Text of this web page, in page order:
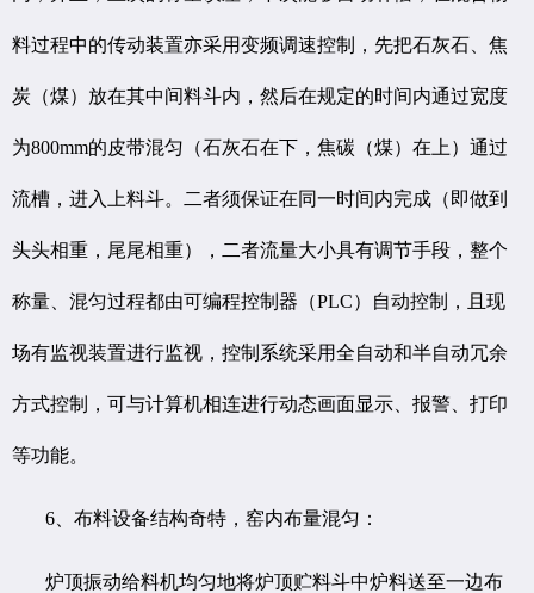
料过程中的传动装置亦采用变频调速控制，先把石灰石、焦
炭（煤）放在其中间料斗内，然后在规定的时间内通过宽度
为800mm的皮带混匀（石灰石在下，焦碳（煤）在上）通过
流槽，进入上料斗。二者须保证在同一时间内完成（即做到
头头相重，尾尾相重），二者流量大小具有调节手段，整个
称量、混匀过程都由可编程控制器（PLC）自动控制，且现
场有监视装置进行监视，控制系统采用全自动和半自动冗余
方式控制，可与计算机相连进行动态画面显示、报警、打印
等功能。
6、布料设备结构奇特，窑内布量混匀：
炉顶振动给料机均匀地将炉顶贮料斗中炉料送至一边布